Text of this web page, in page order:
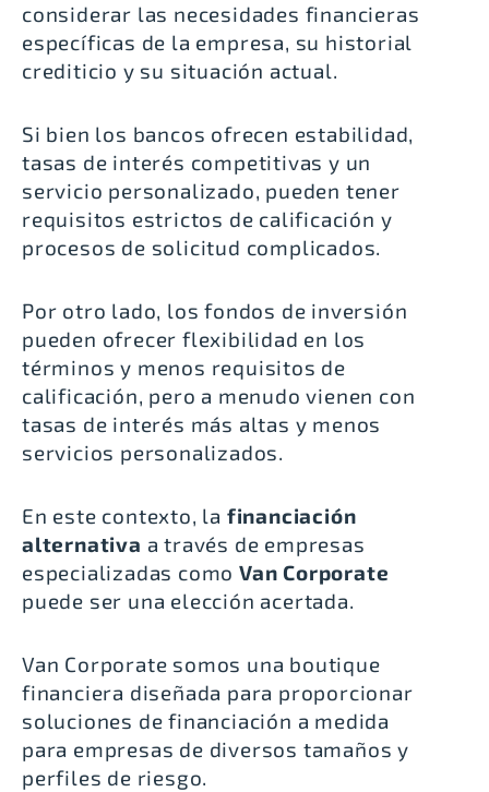
considerar las necesidades financieras
específicas de la empresa, su historial
crediticio y su situación actual.
Si bien los bancos ofrecen estabilidad,
tasas de interés competitivas y un
servicio personalizado, pueden tener
requisitos estrictos de calificación y
procesos de solicitud complicados.
Por otro lado, los fondos de inversión
pueden ofrecer flexibilidad en los
términos y menos requisitos de
calificación, pero a menudo vienen con
tasas de interés más altas y menos
servicios personalizados.
En este contexto, la financiación
alternativa a través de empresas
especializadas comoVan Corporate
puede ser una elección acertada.
Van Corporate somos una boutique
financiera diseñada para proporcionar
soluciones de financiación a medida
para empresas de diversos tamaños y
perfiles de riesgo.